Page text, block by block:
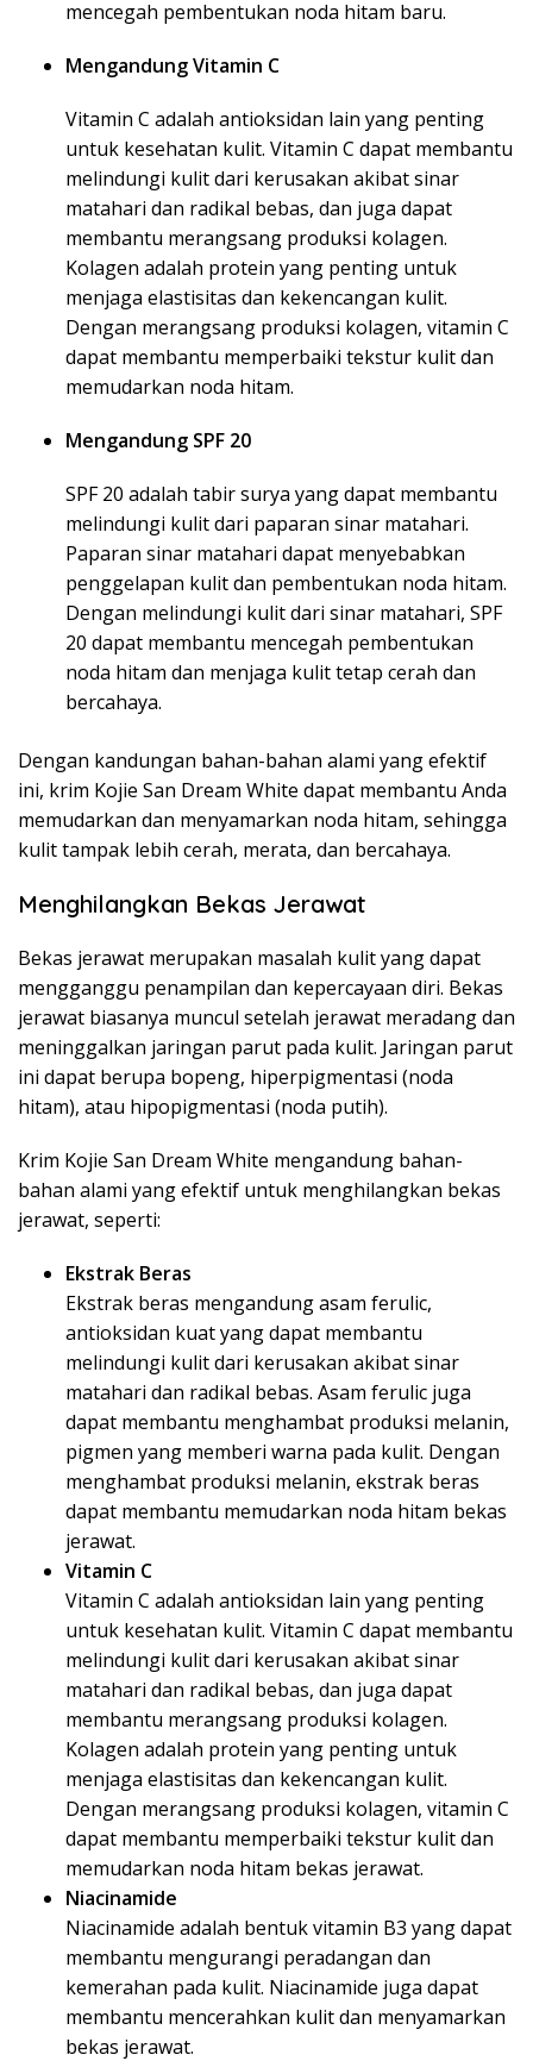
mencegah pembentukan noda hitam baru.
Mengandung Vitamin C
Vitamin C adalah antioksidan lain yang penting
untuk kesehatan kulit. Vitamin C dapat membantu
melindungi kulit dari kerusakan akibat sinar
matahari dan radikal bebas, dan juga dapat
membantu merangsang produksi kolagen.
Kolagen adalah protein yang penting untuk
menjaga elastisitas dan kekencangan kulit.
Dengan merangsang produksi kolagen, vitamin C
dapat membantu memperbaiki tekstur kulit dan
memudarkan noda hitam.
Mengandung SPF 20
SPF 20 adalah tabir surya yang dapat membantu
melindungi kulit dari paparan sinar matahari.
Paparan sinar matahari dapat menyebabkan
penggelapan kulit dan pembentukan noda hitam.
Dengan melindungi kulit dari sinar matahari, SPF
20 dapat membantu mencegah pembentukan
noda hitam dan menjaga kulit tetap cerah dan
bercahaya.
Dengan kandungan bahan-bahan alami yang efektif
ini, krim Kojie San Dream White dapat membantu Anda
memudarkan dan menyamarkan noda hitam, sehingga
kulit tampak lebih cerah, merata, dan bercahaya.
Menghilangkan Bekas Jerawat
Bekas jerawat merupakan masalah kulit yang dapat
mengganggu penampilan dan kepercayaan diri. Bekas
jerawat biasanya muncul setelah jerawat meradang dan
meninggalkan jaringan parut pada kulit. Jaringan parut
ini dapat berupa bopeng, hiperpigmentasi (noda
hitam), atau hipopigmentasi (noda putih).
Krim Kojie San Dream White mengandung bahan-
bahan alami yang efektif untuk menghilangkan bekas
jerawat, seperti:
Ekstrak Beras
Ekstrak beras mengandung asam ferulic,
antioksidan kuat yang dapat membantu
melindungi kulit dari kerusakan akibat sinar
matahari dan radikal bebas. Asam ferulic juga
dapat membantu menghambat produksi melanin,
pigmen yang memberi warna pada kulit. Dengan
menghambat produksi melanin, ekstrak beras
dapat membantu memudarkan noda hitam bekas
jerawat.
Vitamin C
Vitamin C adalah antioksidan lain yang penting
untuk kesehatan kulit. Vitamin C dapat membantu
melindungi kulit dari kerusakan akibat sinar
matahari dan radikal bebas, dan juga dapat
membantu merangsang produksi kolagen.
Kolagen adalah protein yang penting untuk
menjaga elastisitas dan kekencangan kulit.
Dengan merangsang produksi kolagen, vitamin C
dapat membantu memperbaiki tekstur kulit dan
memudarkan noda hitam bekas jerawat.
Niacinamide
Niacinamide adalah bentuk vitamin B3 yang dapat
membantu mengurangi peradangan dan
kemerahan pada kulit. Niacinamide juga dapat
membantu mencerahkan kulit dan menyamarkan
bekas jerawat.